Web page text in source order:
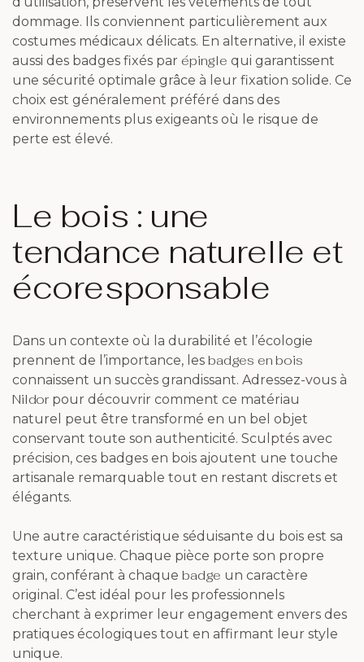
dommage. Ils conviennent particulièrement aux
costumes médicaux délicats. En alternative, il existe
aussi des badges fixés par épingle qui garantissent
une sécurité optimale grâce à leur fixation solide. Ce
choix est généralement préféré dans des
environnements plus exigeants où le risque de
perte est élevé.
Le bois : une
tendance naturelle et
écoresponsable
Dans un contexte où la durabilité et l’écologie
prennent de l’importance, les badges en bois
connaissent un succès grandissant. Adressez-vous à
Nildor pour découvrir comment ce matériau
naturel peut être transformé en un bel objet
conservant toute son authenticité. Sculptés avec
précision, ces badges en bois ajoutent une touche
artisanale remarquable tout en restant discrets et
élégants.
Une autre caractéristique séduisante du bois est sa
texture unique. Chaque pièce porte son propre
grain, conférant à chaque badge un caractère
original. C’est idéal pour les professionnels
cherchant à exprimer leur engagement envers des
pratiques écologiques tout en affirmant leur style
unique.